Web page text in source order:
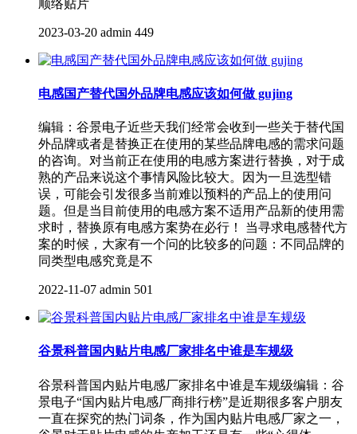
顺络贴片
2023-03-20 admin 449
电感国产替代国外品牌电感应该如何做 gujing
编辑：谷景电子近些天我们经常会收到一些关于替代国
外品牌或者是替换正在使用的某些品牌电感的需求问题
的咨询。对当前正在使用的电感方案进行替换，对于成
熟的产品来说这个事情风险比较大。因为一旦选型错
误，可能会引发很多当前难以预料的产品上的使用问
题。但是当目前使用的电感方案不适用产品新的使用需
求时，替换原有电感方案势在必行！ 当寻求电感替代方
案的时候，大家有一个问的比较多的问题：不同品牌的
同类型电感究竟是不
2022-11-07 admin 501
谷景科普国内贴片电感厂家排名中谁是车规级
谷景科普国内贴片电感厂家排名中谁是车规级编辑：谷
景电子“国内贴片电感厂商排行榜”是近期很多客户朋友
一直在探究的热门词条，作为国内贴片电感厂家之一，